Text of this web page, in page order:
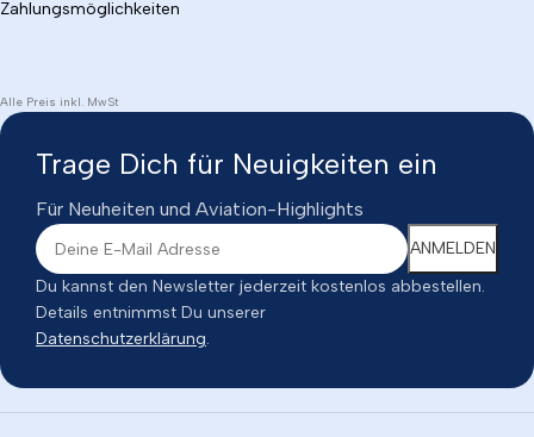
Zahlungsmöglichkeiten
Alle Preis inkl. MwSt
Trage Dich für Neuigkeiten ein
Für Neuheiten und Aviation-Highlights
Du kannst den Newsletter jederzeit kostenlos abbestellen.
Details entnimmst Du unserer
Datenschutzerklärung.